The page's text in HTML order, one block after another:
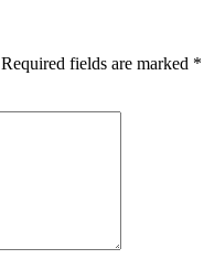
Required fields are marked *